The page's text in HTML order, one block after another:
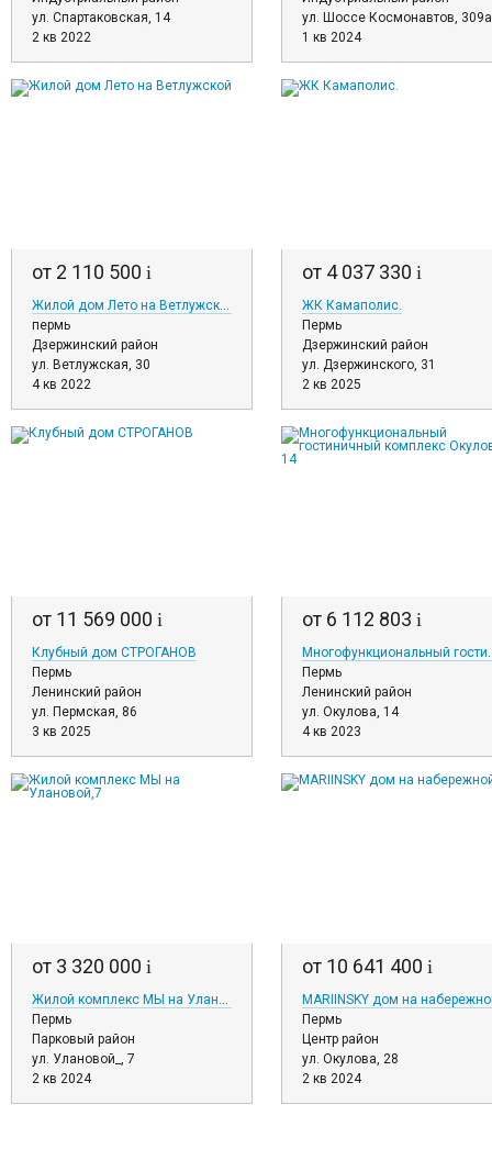
ул. Спартаковская, 14
2 кв 2022
ул. Шоссе Космонавтов, 309а
1 кв 2024
от 2 110 500 i
Жилой дом Лето на Ветлужской
пермь
Дзержинский район
ул. Ветлужская, 30
4 кв 2022
от 4 037 330 i
ЖК Камаполис.
Пермь
Дзержинский район
ул. Дзержинского, 31
2 кв 2025
от 11 569 000 i
Клубный дом СТРОГАНОВ
Пермь
Ленинский район
ул. Пермская, 86
3 кв 2025
от 6 112 803 i
Пермь
Ленинский район
ул. Окулова, 14
4 кв 2023
от 3 320 000 i
Жилой комплекс МЫ на Улановой,7
Пермь
Парковый район
ул. Улановой_, 7
2 кв 2024
от 10 641 400 i
MARIINSKY дом на
Пермь
Центр район
ул. Окулова, 28
2 кв 2024